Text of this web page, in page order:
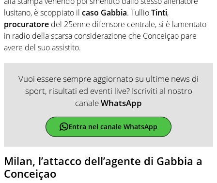
lusitano, è scoppiato il caso Gabbia. TullioTinti,
procuratore del 25enne difensore centrale, si è lamentato
in radio della scarsa considerazione che Conceiçao pare
avere del suo assistito.
Vuoi essere sempre aggiornato su ultime news di
sport, risultati ed eventi live? Iscriviti al nostro
canaleWhatsApp
Entra nel canale WhatsApp
Milan, l’attacco dell’agente di Gabbia a
Conceiçao